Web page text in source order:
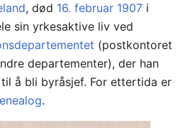
, død 16. februar 1907 i
sin yrkesaktive liv ved
(postkontoret
departementer), der han
å bli byråsjef. For ettertida er
.